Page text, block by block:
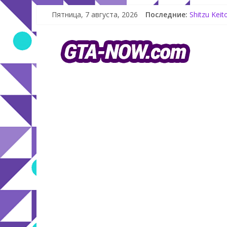
Пятница, 7 августа, 2026 Последние: Shitzu
GTA
Летнее